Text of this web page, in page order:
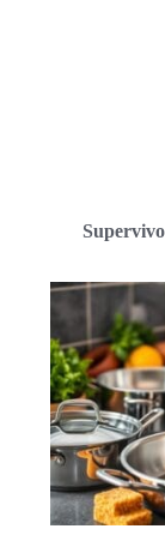
Supervivo